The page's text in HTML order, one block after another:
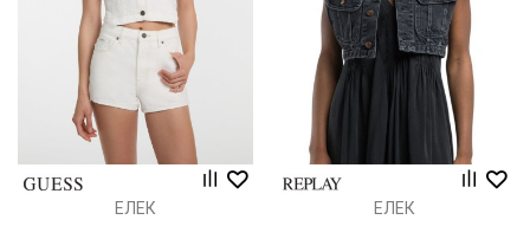
ЕЛЕК ЕЛЕК